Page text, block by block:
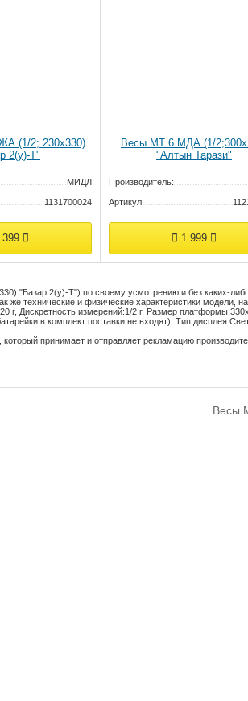
(1/2; 230х330)
2(у)-Т"
МИДЛ
1131700024
399
Весы МТ 6 МДА (1/
"Алтын Тарази"
Производитель:
Артикул:
1 999
"Базар 2(у)-Т") по своему усмотрению и без каких-
же технические и физические характеристики модели,
20 г, Дискретность измерений:1/2 г, Размер платформы:
в комплект поставки не входят) Тип дисплея:
принимает и отправляет рекламацию
Весы